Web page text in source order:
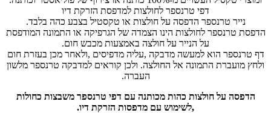
דפי טרנספר לחולצות למדפסת הזרקת דיו
נייר טרנספר הדפסה על חולצות או טקסטיל בצבע כהה בלבד.
הדפסת טרנספר לחולצות הינו הצמדה של הגרפיקה או התמונה המודפסת
על הנייר על חולצה באמצעות מכבש חום.
דף טרנספר הוא למעשה מדבקה ,עליה מדפיסים ,ולאחר מכן בעזרת חום
ולחץ מועברת התמונה אל החולצה. ולכן קוראים למדבקה טרנספר מלשון
העברה.
הדפסה על חולצות כהות מכותנה עם דפי טרנספר משבצות כחולות
,לשימוש עם מדפסות הזרקת דיו.